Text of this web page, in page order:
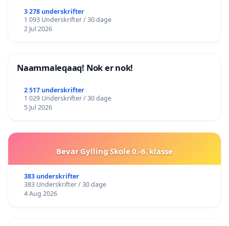
3 278 underskrifter
1 093 Underskrifter / 30 dage
2 Jul 2026
Naammaleqaaq! Nok er nok!
2 517 underskrifter
1 029 Underskrifter / 30 dage
5 Jul 2026
Bevar Gylling Skole 0.-6. klasse
383 underskrifter
383 Underskrifter / 30 dage
4 Aug 2026